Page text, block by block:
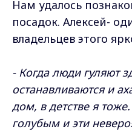
Нам удалось
посадок. Алексей-
владельцев этого
- Когда люди гуляют
останавливаются и
дом, в детстве я
голубым и эти